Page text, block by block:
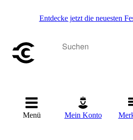
Entdecke jetzt die neuesten
Menü Mein Konto